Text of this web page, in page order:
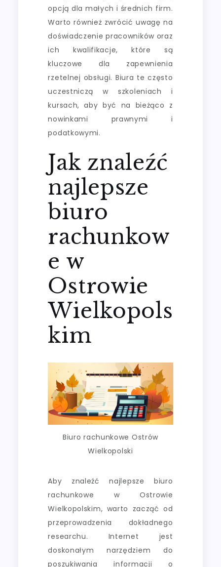
opcją dla małych i średnich firm.
Warto również zwrócić uwagę na
doświadczenie pracowników oraz
ich kwalifikacje, które są
kluczowe dla zapewnienia
rzetelnej obsługi. Biura te często
uczestniczą w szkoleniach i
kursach, aby być na bieżąco z
nowinkami prawnymi i
podatkowymi.
Jak znaleźć
najlepsze
biuro
rachunkow
e w
Ostrowie
Wielkopols
kim
Biuro rachunkowe Ostrów
Wielkopolski
Aby znaleźć najlepsze biuro
rachunkowe w Ostrowie
Wielkopolskim, warto zacząć od
przeprowadzenia dokładnego
researchu. Internet jest
doskonałym narzędziem do
poszukiwania informacji o